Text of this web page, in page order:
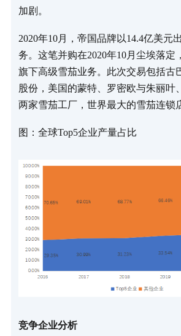
加剧。
2020年10月，帝国品牌以14.4亿美元
务。这笔并购在2020年10月尘埃落定
旗下高级雪茄业务。此次交易包括古
股份，美国的蒙特、罗密欧与朱丽叶
两家雪茄工厂，世界最大的雪茄连锁
图：全球Top5企业产量占比
竞争企业分析